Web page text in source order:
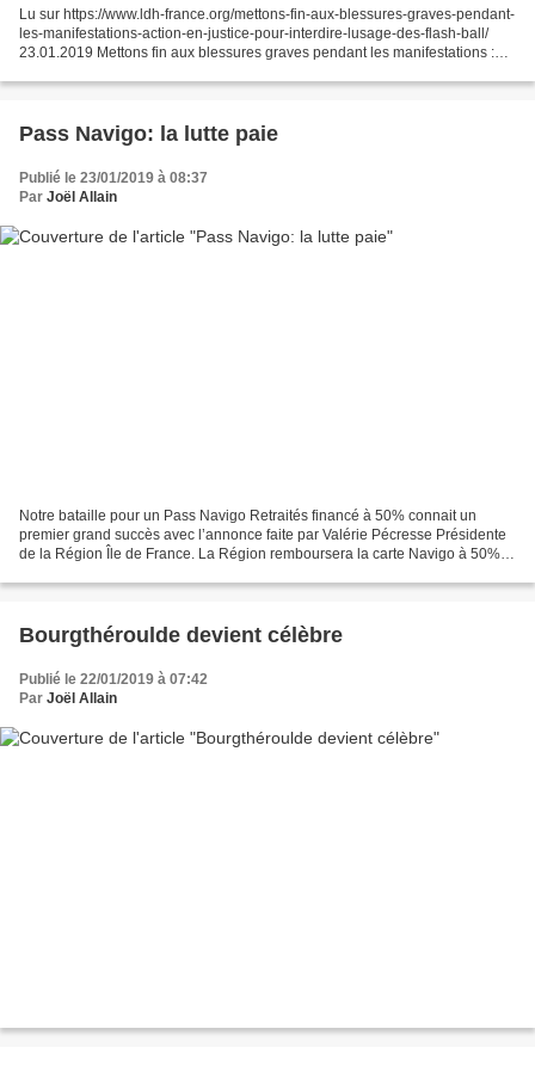
Lu sur https://www.ldh-france.org/mettons-fin-aux-blessures-graves-pendant-
les-manifestations-action-en-justice-pour-interdire-lusage-des-flash-ball/
23.01.2019 Mettons fin aux blessures graves pendant les manifestations :
Pass Navigo: la lutte paie
Publié le 23/01/2019 à 08:37
Par Joël Allain
Notre bataille pour un Pass Navigo Retraités financé à 50% connait un
premier grand succès avec l’annonce faite par Valérie Pécresse Présidente
de la Région Île de France. La Région remboursera la carte Navigo à 50%
Bourgthéroulde devient célèbre
Publié le 22/01/2019 à 07:42
Par Joël Allain